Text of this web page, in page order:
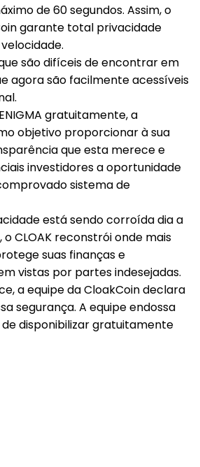
de 60 segundos. Assim, o
garante total privacidade
são difíceis de encontrar em
agora são facilmente acessíveis
gratuitamente, a
objetivo proporcionar à sua
que esta merece e
investidores a oportunidade
sistema de
está sendo corroída dia a
CLOAK reconstrói onde mais
suas finanças e
vistas por partes indesejadas.
a equipe da CloakCoin declara
segurança. A equipe endossa
disponibilizar gratuitamente